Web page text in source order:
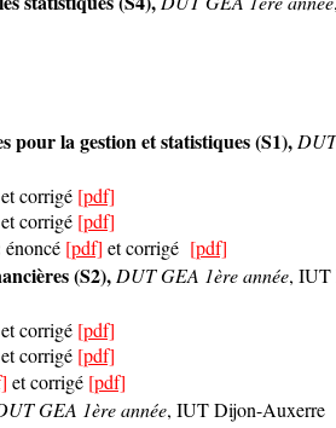
la gestion et statistiques (S1),
et corrigé [pdf]
et corrigé [pdf]
énoncé [pdf] et corrigé [pdf]
(S2), DUT GEA 1ère année, IUT
et corrigé [pdf]
et corrigé [pdf]
et corrigé [pdf]
GEA 1ère année, IUT Dijon-Auxerre